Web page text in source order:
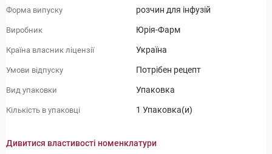
Форма випуску розчин для інфузій
Виробник Юрія-Фарм
Країна власник ліцензії Україна
Умови відпуску Потрібен рецепт
Вид упаковки Упаковка
Кількість в упаковці 1 Упаковка(и)
Дивитися властивості номенклатури